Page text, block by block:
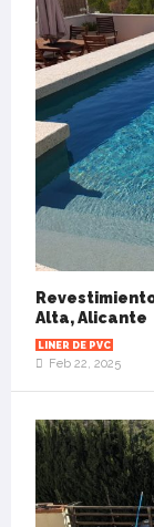
Alta, Alicante
LINER DE PVC
Feb 22, 2025